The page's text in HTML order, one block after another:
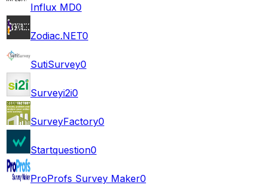
Influx MD0
Zodiac.NET0
SutiSurvey0
Surveyi2i0
SurveyFactory0
Startquestion0
ProProfs Survey Maker0